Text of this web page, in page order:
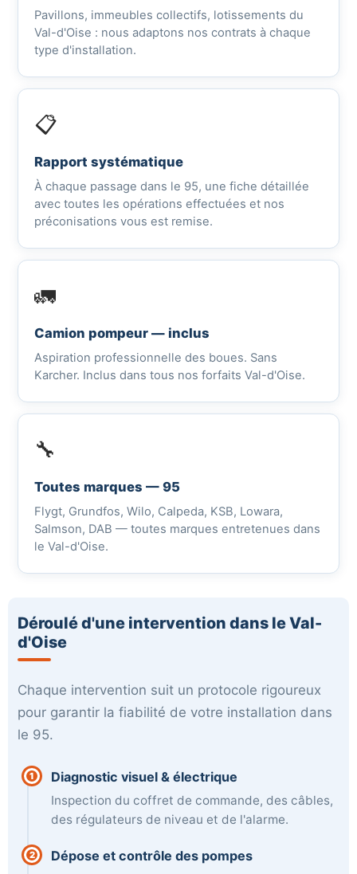
Pavillons, immeubles collectifs, lotissements du
Val-d'Oise : nous adaptons nos contrats à chaque
type d'installation.
📋
Rapport systématique
À chaque passage dans le 95, une fiche détaillée
avec toutes les opérations effectuées et nos
préconisations vous est remise.
🚛
Camion pompeur — inclus
Aspiration professionnelle des boues. Sans
Karcher. Inclus dans tous nos forfaits Val-d'Oise.
🔧
Toutes marques — 95
Flygt, Grundfos, Wilo, Calpeda, KSB, Lowara,
Salmson, DAB — toutes marques entretenues dans
le Val-d'Oise.
Déroulé d'une intervention dans le Val-
d'Oise
Chaque intervention suit un protocole rigoureux
pour garantir la fiabilité de votre installation dans
le 95.
1 Diagnostic visuel & électrique
Inspection du coffret de commande, des câbles,
des régulateurs de niveau et de l'alarme.
2 Dépose et contrôle des pompes